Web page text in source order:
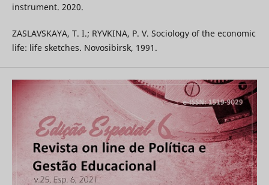
instrument. 2020.
ZASLAVSKAYA, T. I.; RYVKINA, P. V. Sociology of the economic
life: life sketches. Novosibirsk, 1991.